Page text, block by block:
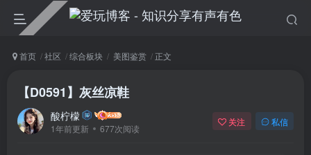
首页 社区 综合板块 美图鉴赏 正文
【D0591】灰丝凉鞋
酸柠檬
1年前更新 677次阅读
关注 私信